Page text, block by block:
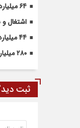
۶۴ میلیارد تومان تسهیلات اشتغالزایی به مددجویان کمیته امداد شهرضا پرداخت شد
اشتغال
۴۴ میلیارد تومان تسهیلات بنیاد برکت به آسیب دیدگان جنگ در شهرضا اختصاص یافت
۲۸۰ میلیارد تومان اعتبار به تکمیل میدان بسیج شهرضا اختصاص یافت
ثبت